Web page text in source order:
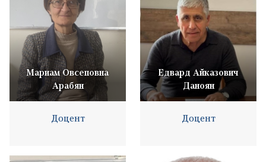
Мариам Овсеповна
Арабян
Доцент
Едвард Айказович
Даноян
Доцент